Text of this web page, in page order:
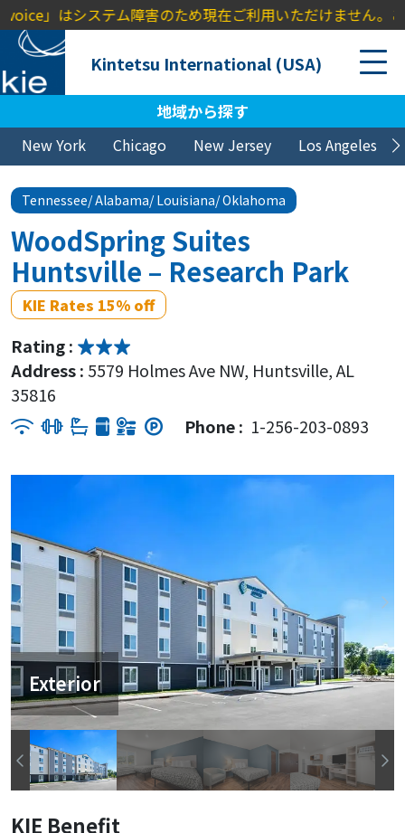
はシステム障害のため現在ご利用いただけません。ご不便
Kintetsu International (USA)
地域から探す
New York Chicago New Jersey Los Angeles
Tennessee/ Alabama/ Louisiana/ Oklahoma
WoodSpring Suites
Huntsville – Research Park
KIE Rates 15% off
Rating :
Address : 5579 Holmes Ave NW, Huntsville, AL
35816
Phone : 1-256-203-0893
Exterior
KIE Benefit